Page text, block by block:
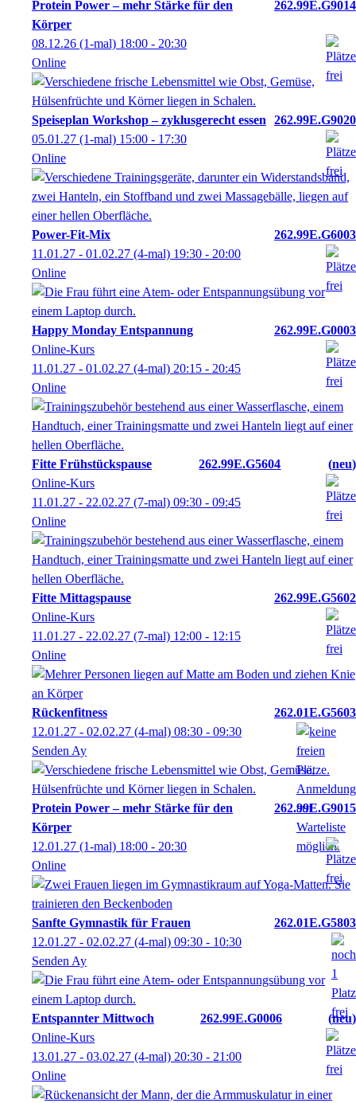
Protein Power – mehr Stärke für den
Körper
262.99E.G9014
08.12.26 (1-mal) 18:00 - 20:30
Online
Speiseplan Workshop – zyklusgerecht essen
262.99E.G9020
05.01.27 (1-mal) 15:00 - 17:30
Online
Power-Fit-Mix
262.99E.G6003
11.01.27 - 01.02.27 (4-mal) 19:30 - 20:00
Online
Happy Monday Entspannung
262.99E.G0003
Online-Kurs
11.01.27 - 01.02.27 (4-mal) 20:15 - 20:45
Online
Fitte Frühstückspause 262.99E.G5604
neu
Online-Kurs
11.01.27 - 22.02.27 (7-mal) 09:30 - 09:45
Online
Fitte Mittagspause
262.99E.G5602
Online-Kurs
11.01.27 - 22.02.27 (7-mal) 12:00 - 12:15
Online
Rückenfitness
262.01E.G5603
12.01.27 - 02.02.27 (4-mal) 08:30 - 09:30
Senden Ay
Protein Power – mehr Stärke für den
Körper
262.99E.G9015
12.01.27 (1-mal) 18:00 - 20:30
Online
Sanfte Gymnastik für Frauen
262.01E.G5803
12.01.27 - 02.02.27 (4-mal) 09:30 - 10:30
Senden Ay
Entspannter Mittwoch 262.99E.G0006
neu
Online-Kurs
13.01.27 - 03.02.27 (4-mal) 20:30 - 21:00
Online